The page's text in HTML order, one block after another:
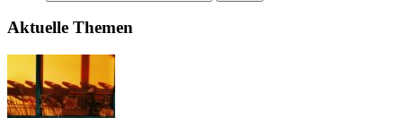
Aktuelle Themen